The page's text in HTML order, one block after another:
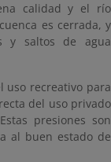
calidad y el río
es cerrada, y
y saltos de agua
uso recreativo para
del uso privado
presiones son
al buen estado de